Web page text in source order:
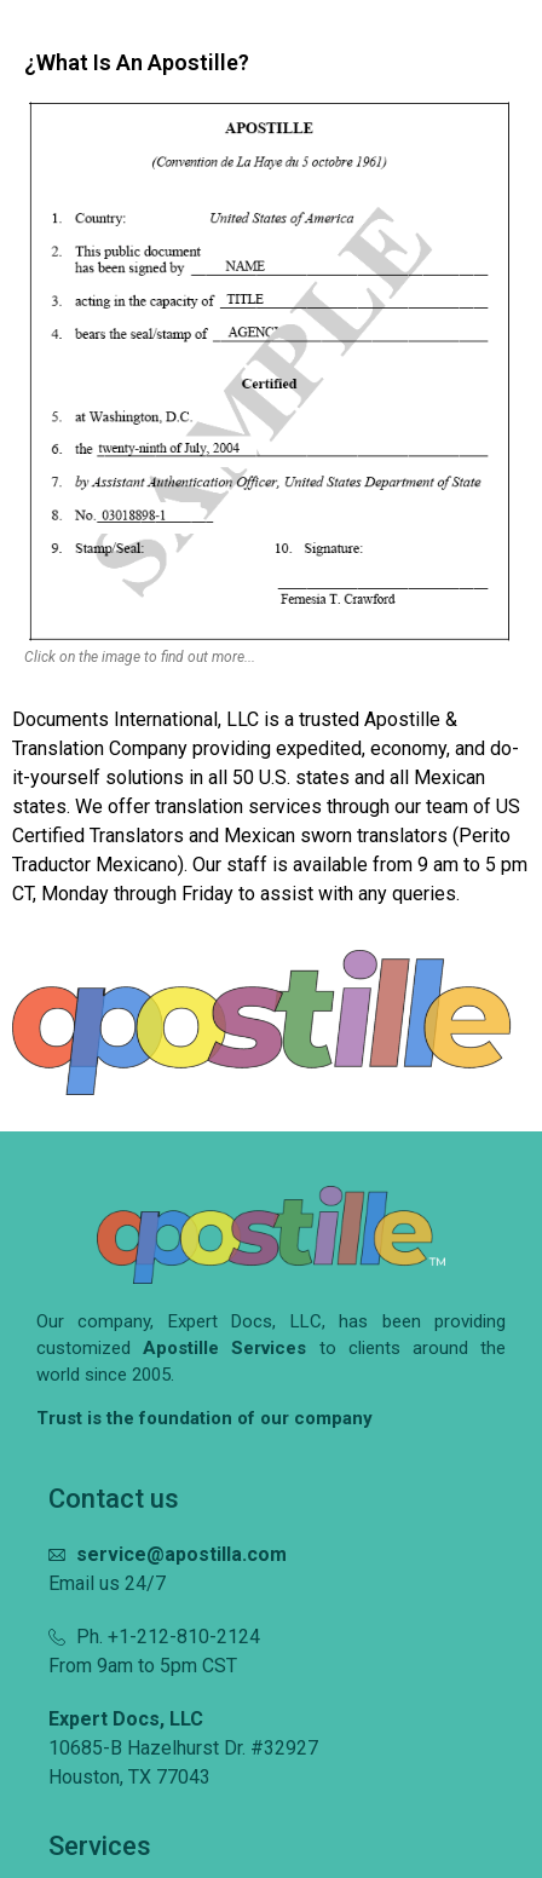
¿What Is An Apostille?
Click on the image to find out more...
Documents International, LLC is a trusted Apostille &
Translation Company providing expedited, economy, and do-
it-yourself solutions in all 50 U.S. states and all Mexican
states. We offer translation services through our team of US
Certified Translators and Mexican sworn translators (Perito
Traductor Mexicano). Our staff is available from 9 am to 5 pm
CT, Monday through Friday to assist with any queries.
Our company, Expert Docs, LLC, has been providing
customizedApostille Services to clients around the
world since 2005.
Trust is the foundation of our company
Contact us
service@apostilla.com
Email us 24/7
Ph. +1-212-810-2124
From 9am to 5pm CST
Expert Docs, LLC
10685-B Hazelhurst Dr. #32927
Houston, TX 77043
Services